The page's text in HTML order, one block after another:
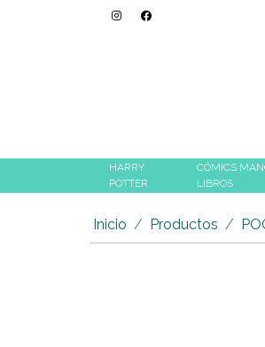
HARRY
POTTER
CÓMICS
LIBROS
Inicio Productos